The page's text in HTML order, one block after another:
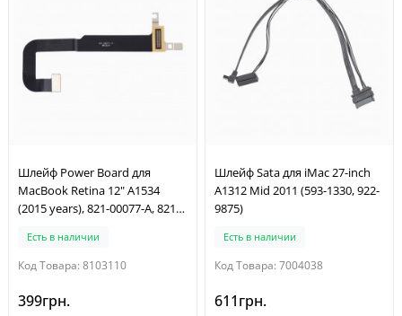
Шлейф Power Board для
MacBook Retina 12" A1534
(2015 years), 821-00077-A, 821-
Есть в наличии
Код Товара: 8103110
399грн.
Шлейф Sata для iMac 27-inch
A1312 Mid 2011 (593-1330, 922-
9875)
Есть в наличии
Код Товара: 7004038
611грн.